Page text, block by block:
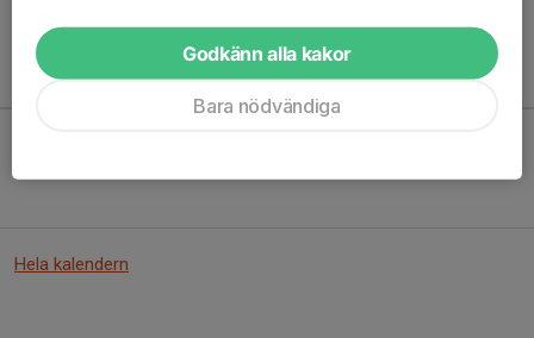
Kommande aktiviteter
Hela kalendern
Godkänn alla kakor
Bara nödvändiga